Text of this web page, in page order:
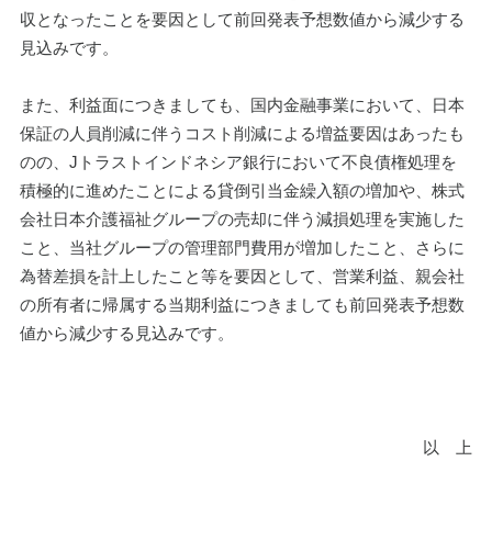
収となったことを要因として前回発表予想数値から減少する
見込みです。
また、利益面につきましても、国内金融事業において、日本
保証の人員削減に伴うコスト削減による増益要因はあったも
のの、Jトラストインドネシア銀行において不良債権処理を
積極的に進めたことによる貸倒引当金繰入額の増加や、株式
会社日本介護福祉グループの売却に伴う減損処理を実施した
こと、当社グループの管理部門費用が増加したこと、さらに
為替差損を計上したこと等を要因として、営業利益、親会社
の所有者に帰属する当期利益につきましても前回発表予想数
値から減少する見込みです。
以　上